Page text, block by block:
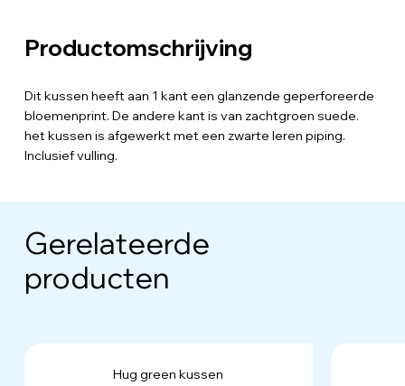
Productomschrijving
Dit kussen heeft aan 1 kant een glanzende geperforeerde
bloemenprint. De andere kant is van zachtgroen suede.
het kussen is afgewerkt met een zwarte leren piping.
Inclusief vulling.
Gerelateerde
producten
Hug green kussen